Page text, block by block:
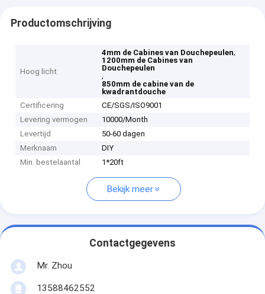
Productomschrijving
Hoog licht
4mm de Cabines van Douchepeulen,
1200mm de Cabines van
Douchepeulen
,
850mm de cabine van de
kwadrantdouche
Certificering
CE/SGS/ISO9001
Levering vermogen
10000/Month
Levertijd
50-60 dagen
Merknaam
DIY
Min. bestelaantal
1*20ft
Bekijk meer
Contactgegevens
Mr. Zhou
13588462552